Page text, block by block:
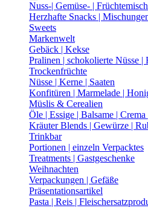
Nuss-| Gemüse- |
Herzhafte Snacks |
Sweets
Markenwelt
Gebäck | Kekse
Pralinen | schokolierte Nüsse |
Trockenfrüchte
Nüsse | Kerne | Saaten
Konfitüren | Marmelade |
Müslis & Cerealien
Öle | Essige | Balsame | Crema
Kräuter Blends | Gewürze |
Trinkbar
Portionen | einzeln Verpacktes
Treatments | Gastgeschenke
Weihnachten
Verpackungen | Gefäße
Präsentationsartikel
Pasta | Reis |